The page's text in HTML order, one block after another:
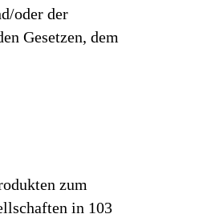
oder der
Gesetzen, dem
zum
in 103